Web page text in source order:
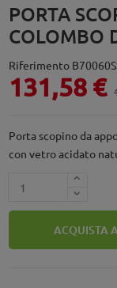
PORTA
COLOMBO
Riferimento
131,58 €
Porta scopino da
con vetro acidato
ACQUISTA